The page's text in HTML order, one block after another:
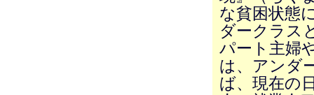
な貧困状態
ダークラス
パート主婦
は、アンダ
ば、現在の